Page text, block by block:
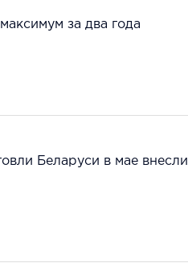
за два года
Беларуси в мае внесли